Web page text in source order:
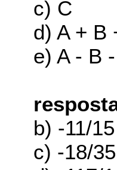
c) C
d) A + B
e) A - B
b) -11/15
c) -18/35